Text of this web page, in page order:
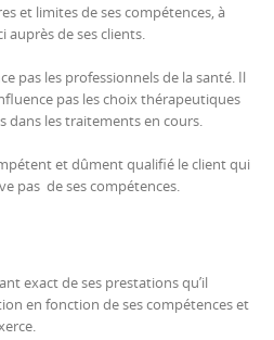
et limites de ses compétences, à
auprès de ses clients.
pas les professionnels de la santé. Il
pas les choix thérapeutiques
dans les traitements en cours.
et dûment qualifié le client qui
pas de ses compétences.
exact de ses prestations qu’il
en fonction de ses compétences et